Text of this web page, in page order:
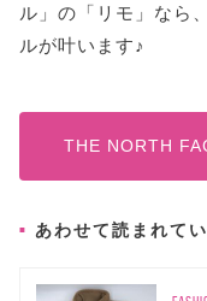
ル」の「リモ」なら
ルが叶います♪
THE NORTH
あわせて読まれて